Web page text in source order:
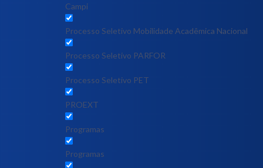
Campi
Processo Seletivo Mobilidade Acadêmica Nacional
Processo Seletivo PARFOR
Processo Seletivo PET
PROEXT
Programas
Programas